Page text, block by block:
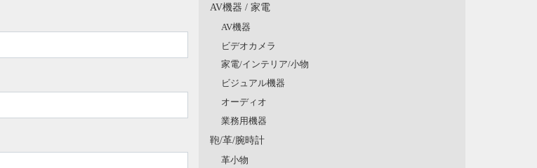
AV機器 / 家電
AV機器
ビデオカメラ
家電/インテリア/小物
ビジュアル機器
オーディオ
業務用機器
鞄/革/腕時計
革小物